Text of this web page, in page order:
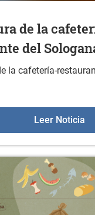
de la
del
la cafetería-
Leer Noticia